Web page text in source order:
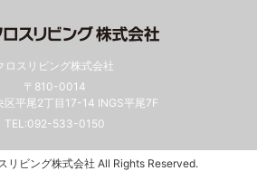
ロスリビング株式会社
〒810-0014
区平尾2丁目17-14 INGS平尾7F
TEL:092-533-0150
リビング株式会社 All Rights Reserved.